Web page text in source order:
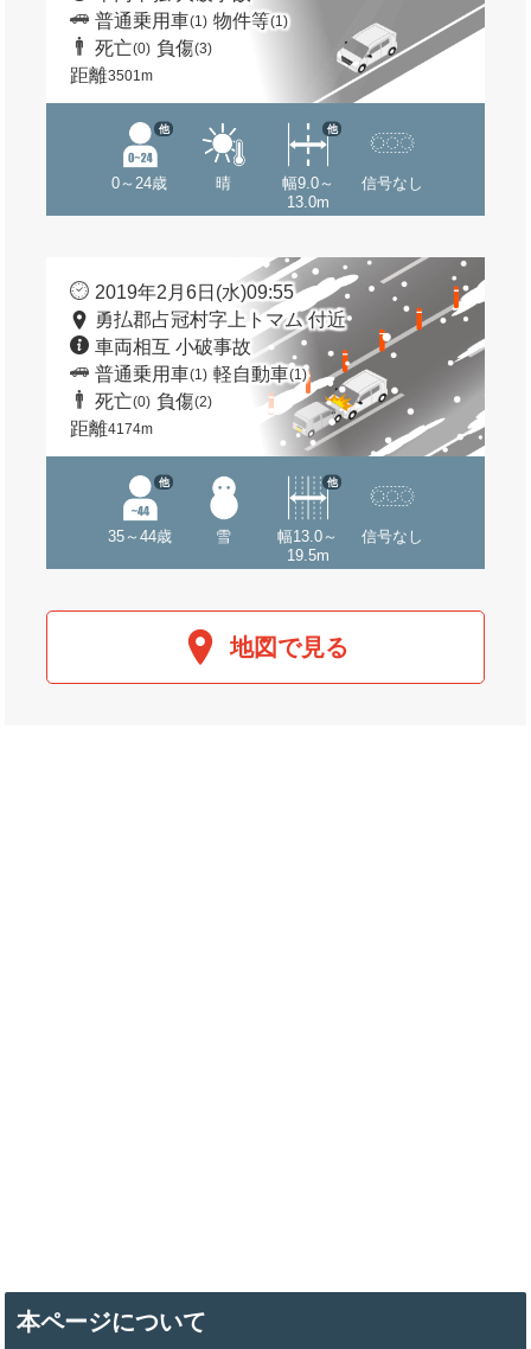
普通乗用車(1) 物件等(1)
死亡(0) 負傷(3)
距離3501m
0～24歳
他
晴
幅9.0～
13.0m
他
信号なし
2019年2月6日(水)09:55
勇払郡占冠村字上トマム 付近
車両相互 小破事故
普通乗用車(1) 軽自動車(1)
死亡(0) 負傷(2)
距離4174m
35～44歳
他
雪
幅13.0～
19.5m
他
信号なし
地図で見る
本ページについて